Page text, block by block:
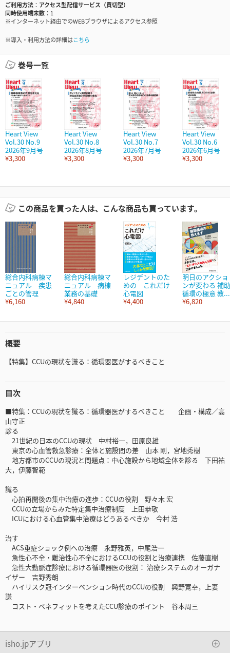
ご利用方法
アクセス型配信サービス（買切型）
同時使用端末数
1
※インターネット経由でのWEBブラウザによるアクセス参照
※導入・利用方法の詳細はこちら
巻号一覧
Heart View
Vol.30 No.9
2026年9月号
¥3,300
Heart View
Vol.30 No.8
2026年8月号
¥3,300
Heart View
Vol.30 No.7
2026年7月号
¥3,300
Heart View
Vol.30 No.6
2026年6月号
¥3,300
この商品を買った人は、こんな商品も買っています。
総合内科病棟マ
ニュアル 疾患
ごとの管理
¥6,160
総合内科病棟マ
ニュアル 病棟
業務の基礎
¥4,840
レジデントのた
めの これだけ
心電図
¥4,400
明日のアクショ
ンが変わる 補助
循環の極意 教...
¥6,820
概要
【特集】CCUの現状を識る：循環器医がするべきこと
目次
■特集：CCUの現状を識る：循環器医がするべきこと 企画・構成／高
山守正
診る
21世紀の日本のCCUの現状 中村裕一，田原良雄
東京の心血管救急診療：全体と施設間の差 山本 剛，宮地秀樹
地方都市のCCUの現況と問題点：中心施設から地域全体を診る 下田祐
大，伊藤智範
識る
心拍再開後の集中治療の進歩：CCUの役割 野々木 宏
CCUの立場からみた特定集中治療制度 上田恭敬
ICUにおける心血管集中治療はどうあるべきか 今村 浩
治す
ACS重症ショック例への治療 永野雅英，中尾浩一
急性心不全・難治性心不全におけるCCUの役割と治療連携 佐藤直樹
急性大動脈症診療における循環器医の役割： 治療システムのオーガナ
イザー 吉野秀朗
ハイリスク冠インターベンション時代のCCUの役割 興野寛幸，上妻
謙
コスト・ベネフィットを考えたCCU診療のポイント 谷本周三
isho.jpアプリ